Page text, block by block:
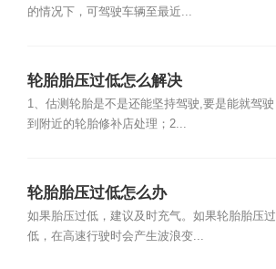
的情况下，可驾驶车辆至最近...
轮胎胎压过低怎么解决
1、估测轮胎是不是还能坚持驾驶,要是能就驾驶
到附近的轮胎修补店处理；2...
轮胎胎压过低怎么办
如果胎压过低，建议及时充气。如果轮胎胎压过
低，在高速行驶时会产生波浪变...